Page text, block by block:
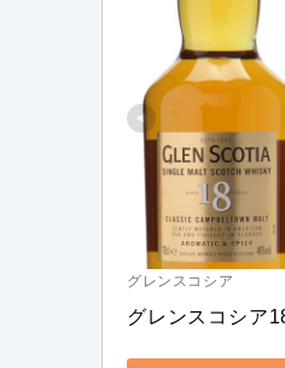
グレンスコシア
グレンスコシア